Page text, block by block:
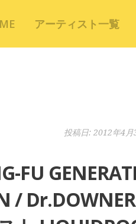
アーティスト一覧
投稿日: 2012年4月
FU
/